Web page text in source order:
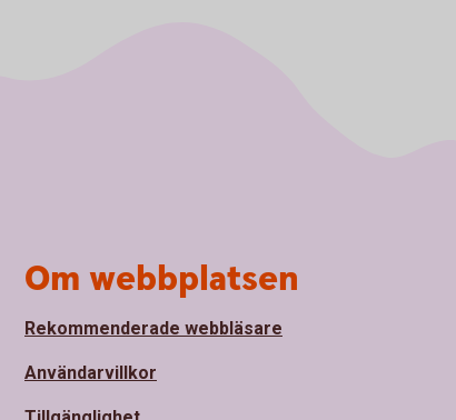
Om webbplatsen
Rekommenderade webbläsare
Användarvillkor